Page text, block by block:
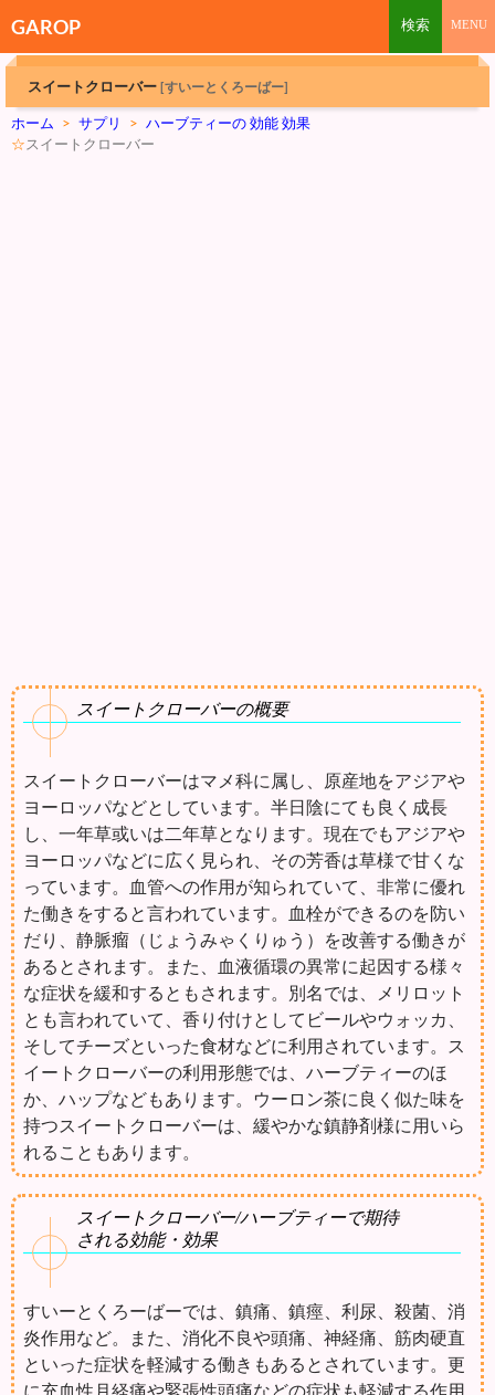
GAROP
スイートクローバー [すいーとくろーばー]
ホーム > サプリ > ハーブティーの 効能 効果
☆スイートクローバー
スイートクローバーの概要
スイートクローバーはマメ科に属し、原産地をアジアや
ヨーロッパなどとしています。半日陰にても良く成長
し、一年草或いは二年草となります。現在でもアジアや
ヨーロッパなどに広く見られ、その芳香は草様で甘くな
っています。血管への作用が知られていて、非常に優れ
た働きをすると言われています。血栓ができるのを防い
だり、静脈瘤（じょうみゃくりゅう）を改善する働きが
あるとされます。また、血液循環の異常に起因する様々
な症状を緩和するともされます。別名では、メリロット
とも言われていて、香り付けとしてビールやウォッカ、
そしてチーズといった食材などに利用されています。ス
イートクローバーの利用形態では、ハーブティーのほ
か、ハップなどもあります。ウーロン茶に良く似た味を
持つスイートクローバーは、緩やかな鎮静剤様に用いら
れることもあります。
スイートクローバー/ハーブティーで期待
される効能・効果
すいーとくろーばーでは、鎮痛、鎮痙、利尿、殺菌、消
炎作用など。また、消化不良や頭痛、神経痛、筋肉硬直
といった症状を軽減する働きもあるとされています。更
に充血性月経痛や緊張性頭痛などの症状も軽減する作用